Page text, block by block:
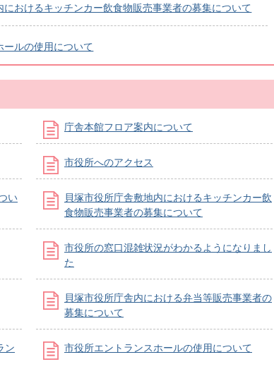
におけるキッチンカー飲食物販売事業者の募集について
ールの使用について
庁舎本館フロア案内について
市役所へのアクセス
い
貝塚市役所庁舎敷地内におけるキッチンカー飲
食物販売事業者の募集について
市役所の窓口混雑状況がわかるようになりまし
た
貝塚市役所庁舎内における弁当等販売事業者の
募集について
ン
市役所エントランスホールの使用について